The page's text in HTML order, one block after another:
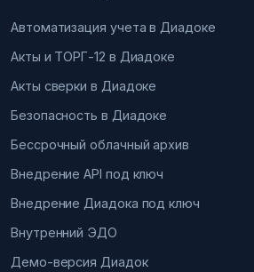
Автоматизация учета в Диадоке
Акты и ТОРГ-12 в Диадоке
Акты сверки в Диадоке
Безопасность в Диадоке
Бессрочный облачный архив
Внедрение API под ключ
Внедрение Диадока под ключ
Внутренний ЭДО
Демо-версия Диадок